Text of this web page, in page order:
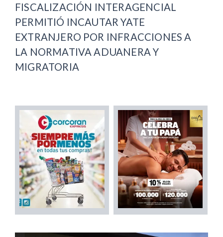
FISCALIZACIÓN INTERAGENCIAL
PERMITIÓ INCAUTAR YATE
EXTRANJERO POR INFRACCIONES A
LA NORMATIVA ADUANERA Y
MIGRATORIA